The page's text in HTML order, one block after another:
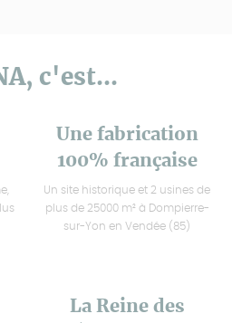
c'est...
Une fabrication
100% française
Un site historique et 2 usines de
plus de 25000 m² à Dompierre-
sur-Yon en Vendée (85)
La Reine des